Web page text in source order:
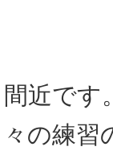
近で
の練